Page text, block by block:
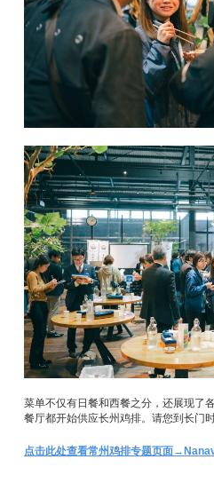
菜单不仅有日餐和西餐之分，还展现了
餐厅都开始供应长州鸡排。请您到长门
点击此处查看常州鸡排专题页面